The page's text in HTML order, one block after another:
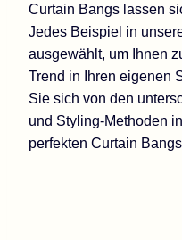
Curtain Bangs lassen
Jedes Beispiel in
ausgewählt, um Ihnen
Trend in Ihren eigenen
Sie sich von den
und Styling-Methoden
perfekten Curtain